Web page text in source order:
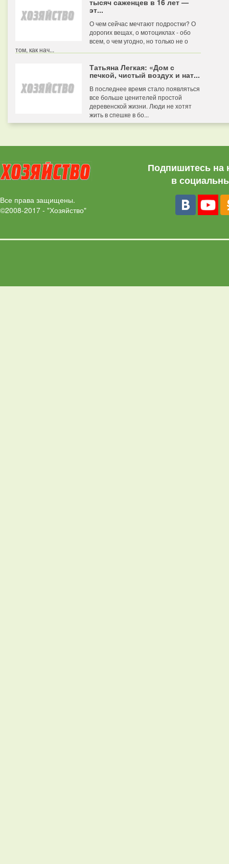
тысяч саженцев в 16 лет —
эт...
О чем сейчас мечтают подростки? О
дорогих вещах, о мотоциклах - обо
всем, о чем угодно, но только не о
том, как нач...
Татьяна Легкая: «Дом с
печкой, чистый воздух и нат...
В последнее время стало появляться
все больше ценителей простой
деревенской жизни. Люди не хотят
жить в спешке в бо...
Все права защищены.
©2008-2017 - "Хозяйство"
Подпишитесь на
в